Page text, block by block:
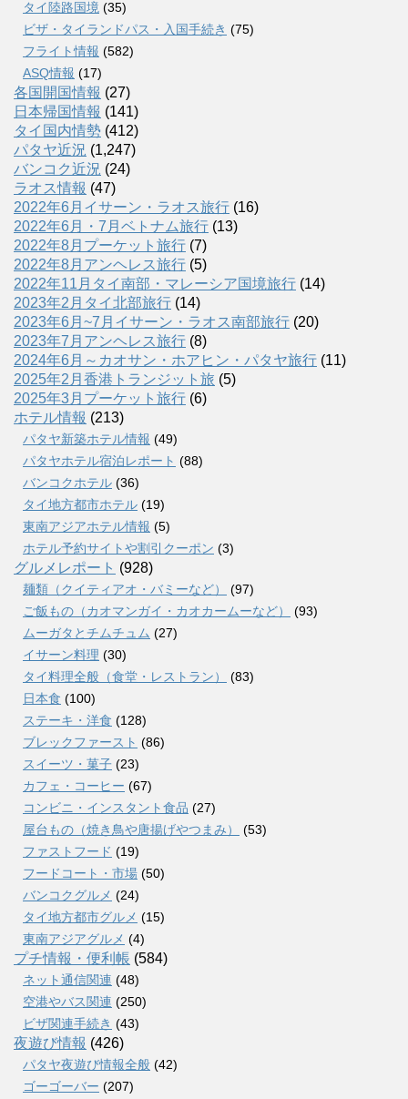
タイ陸路国境 (35)
ビザ・タイランドパス・入国手続き (75)
フライト情報 (582)
ASQ情報 (17)
各国開国情報 (27)
日本帰国情報 (141)
タイ国内情勢 (412)
パタヤ近況 (1,247)
バンコク近況 (24)
ラオス情報 (47)
2022年6月イサーン・ラオス旅行 (16)
2022年6月・7月ベトナム旅行 (13)
2022年8月プーケット旅行 (7)
2022年8月アンヘレス旅行 (5)
2022年11月タイ南部・マレーシア国境旅行 (14)
2023年2月タイ北部旅行 (14)
2023年6月~7月イサーン・ラオス南部旅行 (20)
2023年7月アンヘレス旅行 (8)
2024年6月～カオサン・ホアヒン・パタヤ旅行 (11)
2025年2月香港トランジット旅 (5)
2025年3月プーケット旅行 (6)
ホテル情報 (213)
パタヤ新築ホテル情報 (49)
パタヤホテル宿泊レポート (88)
バンコクホテル (36)
タイ地方都市ホテル (19)
東南アジアホテル情報 (5)
ホテル予約サイトや割引クーポン (3)
グルメレポート (928)
麺類（クイティアオ・バミーなど）
(97)
ご飯もの（カオマンガイ・カオカームーなど）
(93)
ムーガタとチムチュム (27)
イサーン料理 (30)
タイ料理全般（食堂・レストラン）
(83)
日本食 (100)
ステーキ・洋食 (128)
ブレックファースト (86)
スイーツ・菓子 (23)
カフェ・コーヒー (67)
コンビニ・インスタント食品 (27)
屋台もの（焼き鳥や唐揚げやつまみ）
(53)
ファストフード (19)
フードコート・市場 (50)
バンコクグルメ (24)
タイ地方都市グルメ (15)
東南アジアグルメ (4)
プチ情報・便利帳 (584)
ネット通信関連 (48)
空港やバス関連 (250)
ビザ関連手続き (43)
夜遊び情報 (426)
パタヤ夜遊び情報全般 (42)
ゴーゴーバー (207)